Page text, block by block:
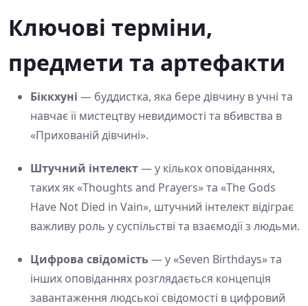
Ключові терміни,
предмети та артефакти
Біккхуні — буддистка, яка бере дівчину в учні та
навчає її мистецтву невидимості та вбивства в
«Прихованій дівчині».
Штучний інтелект— у кількох оповіданнях,
таких як «Thoughts and Prayers» та «The Gods
Have Not Died in Vain», штучний інтелект відіграє
важливу роль у суспільстві та взаємодії з людьми.
Цифрова свідомість— у «Seven Birthdays» та
інших оповіданнях розглядається концепція
завантаження людської свідомості в цифровий